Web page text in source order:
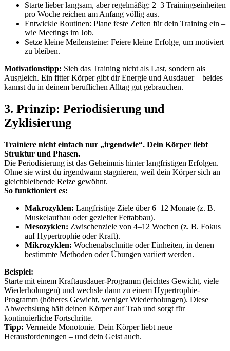
Starte lieber langsam, aber regelmäßig: 2–3 Trainingseinheiten
pro Woche reichen am Anfang völlig aus.
Entwickle Routinen: Plane feste Zeiten für dein Training ein –
wie Meetings im Job.
Setze kleine Meilensteine: Feiere kleine Erfolge, um motiviert
zu bleiben.
Motivationstipp: Sieh das Training nicht als Last, sondern als
Ausgleich. Ein fitter Körper gibt dir Energie und Ausdauer – beides
kannst du in deinem beruflichen Alltag gut gebrauchen.
3. Prinzip: Periodisierung und
Zyklisierung
Trainiere nicht einfach nur „irgendwie“. Dein Körper liebt
Struktur und Phasen.
Die Periodisierung ist das Geheimnis hinter langfristigen Erfolgen.
Ohne sie wirst du irgendwann stagnieren, weil dein Körper sich an
gleichbleibende Reize gewöhnt.
So funktioniert es:
Makrozyklen: Langfristige Ziele über 6–12 Monate (z. B.
Muskelaufbau oder gezielter Fettabbau).
Mesozyklen: Zwischenziele von 4–12 Wochen (z. B. Fokus
auf Hypertrophie oder Kraft).
Mikrozyklen: Wochenabschnitte oder Einheiten, in denen
bestimmte Methoden oder Übungen variiert werden.
Beispiel:
Starte mit einem Kraftausdauer-Programm (leichtes Gewicht, viele
Wiederholungen) und wechsle dann zu einem Hypertrophie-
Programm (höheres Gewicht, weniger Wiederholungen). Diese
Abwechslung hält deinen Körper auf Trab und sorgt für
kontinuierliche Fortschritte.
Tipp: Vermeide Monotonie. Dein Körper liebt neue
Herausforderungen – und dein Geist auch.